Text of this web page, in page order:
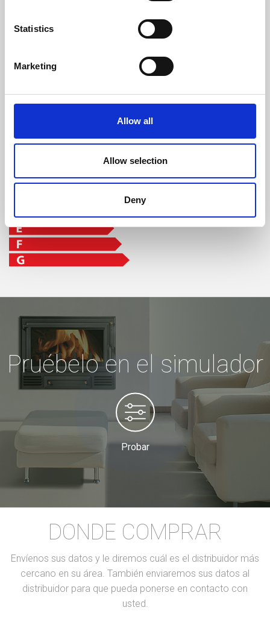
Statistics
Marketing
Allow all
Allow selection
Deny
Potencia nominal
8 kW
Clase de eficiencia
Pruébelo en el simulador
Probar
DONDE COMPRAR
Envíenos sus datos y le diremos cuál es el distribuidor más
cercano en su área. También enviaremos sus datos al
distribuidor para que pueda ponerse en contacto con
usted.